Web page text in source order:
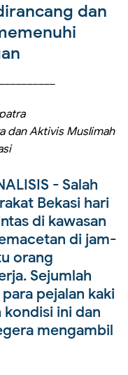
dan
dan Aktivis Muslimah
- Salah
Bekasi hari
di kawasan
di jam-
orang
Sejumlah
pejalan kaki
ini dan
mengambil